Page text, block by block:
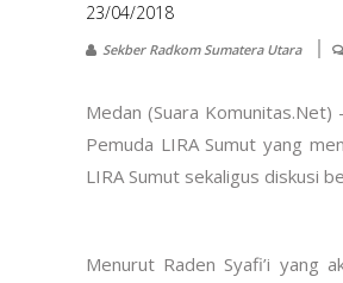
23/04/2018
Sekber Radkom Sumatera Utara
Medan (Suara Komunitas.Net)
Pemuda LIRA Sumut yang
LIRA Sumut sekaligus diskusi
Menurut Raden Syafi’i yang